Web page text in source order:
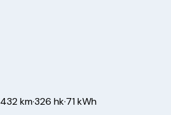
432 km·326 hk·71 kWh